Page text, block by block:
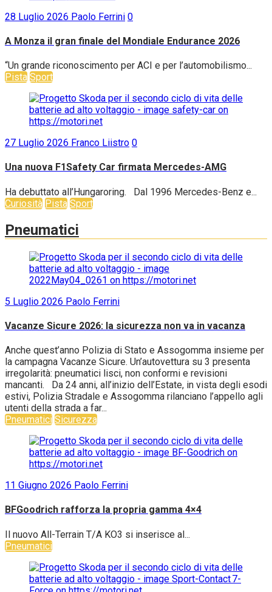
28 Luglio 2026 Paolo Ferrini 0
A Monza il gran finale del Mondiale Endurance 2026
“Un grande riconoscimento per ACI e per l’automobilismo...
Pista Sport
27 Luglio 2026 Franco Liistro 0
Una nuova F1Safety Car firmata Mercedes-AMG
Ha debuttato all’Hungaroring. Dal 1996 Mercedes-Benz e...
Curiosità Pista Sport
Pneumatici
5 Luglio 2026 Paolo Ferrini
Vacanze Sicure 2026: la sicurezza non va in vacanza
Anche quest’anno Polizia di Stato e Assogomma insieme per
la campagna Vacanze Sicure. Un’autovettura su 3 presenta
irregolarità: pneumatici lisci, non conformi e revisioni
mancanti. Da 24 anni, all’inizio dell’Estate, in vista degli esodi
estivi, Polizia Stradale e Assogomma rilanciano l’appello agli
utenti della strada a far...
Pneumatici Sicurezza
11 Giugno 2026 Paolo Ferrini
BFGoodrich rafforza la propria gamma 4×4
Il nuovo All-Terrain T/A KO3 si inserisce al...
Pneumatici